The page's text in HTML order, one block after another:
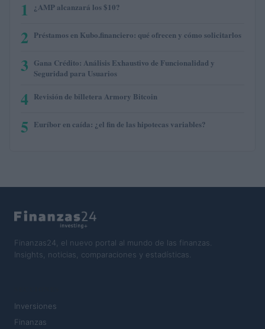
1 ¿AMP alcanzará los $10?
2 Préstamos en Kubo.financiero: qué ofrecen y cómo solicitarlos
3 Gana Crédito: Análisis Exhaustivo de Funcionalidad y
Seguridad para Usuarios
4 Revisión de billetera Armory Bitcoin
5 Euríbor en caída: ¿el fin de las hipotecas variables?
Finanzas24, el nuevo portal al mundo de las finanzas.
Insights, noticias, comparaciones y estadísticas.
Inversiones
Finanzas